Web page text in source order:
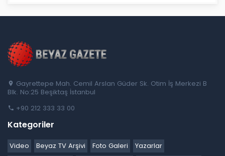
Gayrettepe Mah. Cemil Arslan Güder Sk. Otim İş Merkezi B
Blk. No:25 Beşiktaş İstanbul
+90 212 333 33 00
Kategoriler
Video Beyaz TV Arşivi Foto Galeri
Yazarlar